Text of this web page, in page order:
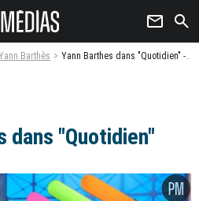
newsletter search
Barthès Yann Barthes dans "Quotidien" - Photo
dans "Quotidien"